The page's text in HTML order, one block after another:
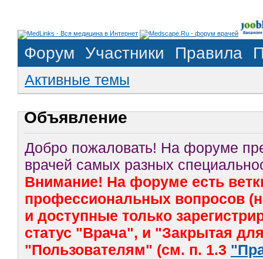
Форум Участники Правила
Активные темы
Объявление
Добро пожаловать! На форуме
врачей самых разных
Внимание! На форуме есть
профессиональных вопросов
и доступные только
статус "Врача", и "Закрытая
"Пользователям" (см. п. 1.3